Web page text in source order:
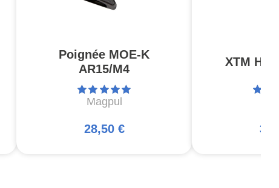
Poignée MOE-K
AR15/M4
Magpul
28,50 €
XTM